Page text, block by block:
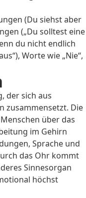
(Du siehst aber
(„Du solltest eine
du nicht endlich
Worte wie „Nie“,
der sich aus
zusammensetzt. Die
über das
im Gehirn
Sprache und
das Ohr kommt
Sinnesorgan
höchst